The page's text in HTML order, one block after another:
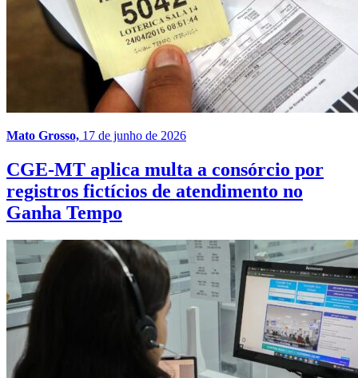
Mato Grosso, 17 de junho de 2026
CGE-MT aplica multa a consórcio por
registros fictícios de atendimento no
Ganha Tempo